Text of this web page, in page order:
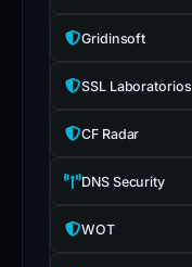
Gridinsoft
SSL Laboratorios
CF Radar
DNS Security
WOT